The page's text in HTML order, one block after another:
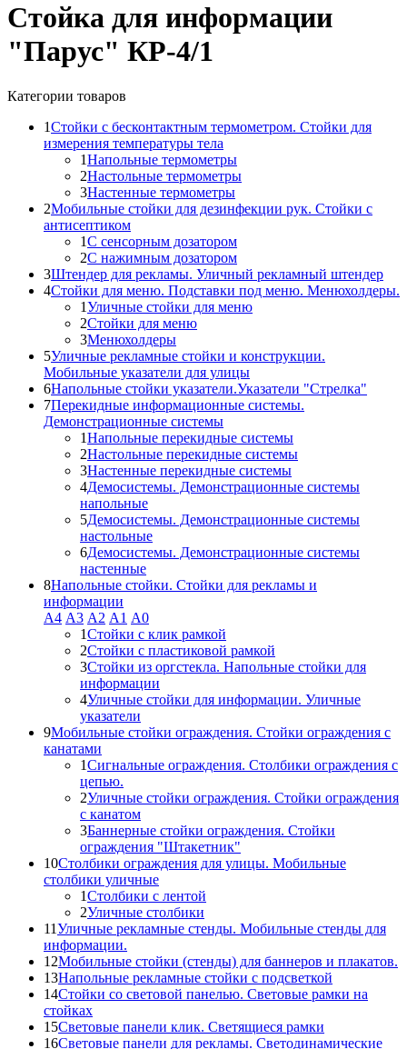
Стойка для информации
"Парус" КР-4/1
Категории товаров
1Стойки с бесконтактным термометром. Стойки для
измерения температуры тела
1Напольные термометры
2Настольные термометры
3Настенные термометры
2Мобильные стойки для дезинфекции рук. Стойки с
антисептиком
1С сенсорным дозатором
2С нажимным дозатором
3Штендер для рекламы. Уличный рекламный штендер
4Стойки для меню. Подставки под меню. Менюхолдеры.
1Уличные стойки для меню
2Стойки для меню
3Менюхолдеры
5Уличные рекламные стойки и конструкции.
Мобильные указатели для улицы
6Напольные стойки указатели.Указатели "Стрелка"
7Перекидные информационные системы.
Демонстрационные системы
1Напольные перекидные системы
2Настольные перекидные системы
3Настенные перекидные системы
4Демосистемы. Демонстрационные системы
напольные
5Демосистемы. Демонстрационные системы
настольные
6Демосистемы. Демонстрационные системы
настенные
8Напольные стойки. Стойки для рекламы и
информации
А4 A3 А2 А1 А0
1Стойки с клик рамкой
2Стойки с пластиковой рамкой
3Стойки из оргстекла. Напольные стойки для
информации
4Уличные стойки для информации. Уличные
указатели
9Мобильные стойки ограждения. Стойки ограждения с
канатами
1Сигнальные ограждения. Столбики ограждения с
цепью.
2Уличные стойки ограждения. Стойки ограждения
с канатом
3Баннерные стойки ограждения. Стойки
ограждения "Штакетник"
10Столбики ограждения для улицы. Мобильные
столбики уличные
1Столбики с лентой
2Уличные столбики
11Уличные рекламные стенды. Мобильные стенды для
информации.
12Мобильные стойки (стенды) для баннеров и плакатов.
13Напольные рекламные стойки с подсветкой
14Стойки со световой панелью. Световые рамки на
стойках
15Световые панели клик. Светящиеся рамки
16Световые панели для рекламы. Светодинамические